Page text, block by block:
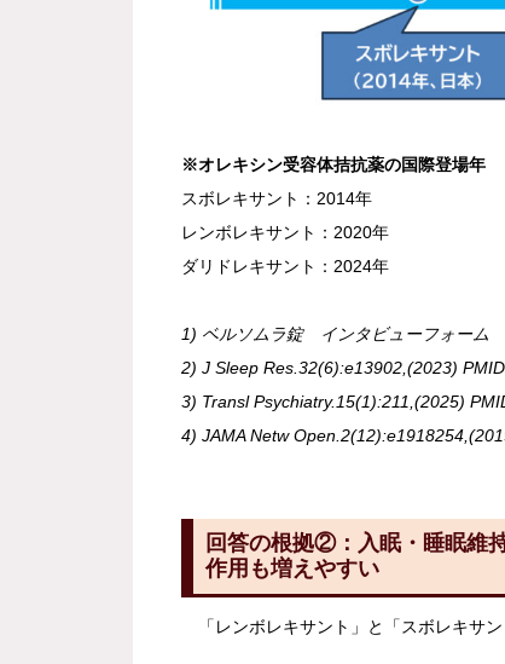
※オレキシン受容体拮抗薬の国際登場年
スボレキサント：2014年
レンボレキサント：2020年
ダリドレキサント：2024年
1) ベルソムラ錠 インタビューフォーム
2) J Sleep Res.32(6):e13902,(2023)
3) Transl Psychiatry.15(1):211,(2025)
4) JAMA Netw
回答の根拠②：入眠・睡眠維
作用も増えやすい
「レンボレキサント」と「スボレキサン